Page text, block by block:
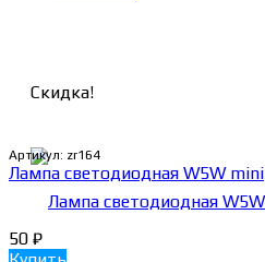
Скидка!
Артикул: zr164
Лампа светодиодная W5W mini
50 ₽